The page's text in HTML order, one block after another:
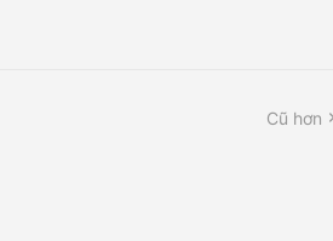
Cũ hơn